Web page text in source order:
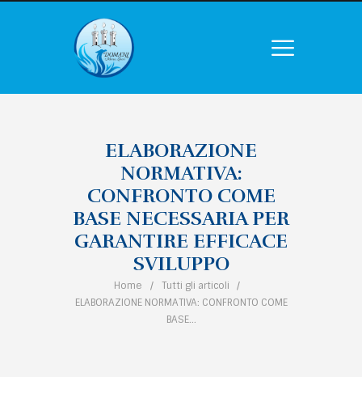
ELABORAZIONE
NORMATIVA:
CONFRONTO COME
BASE NECESSARIA PER
GARANTIRE EFFICACE
SVILUPPO
Home
Tutti gli articoli
ELABORAZIONE NORMATIVA: CONFRONTO COME
BASE...